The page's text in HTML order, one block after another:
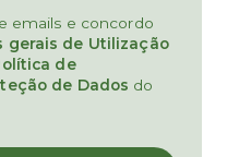
emails e concordo
gerais de Utilização
de
de Dados do